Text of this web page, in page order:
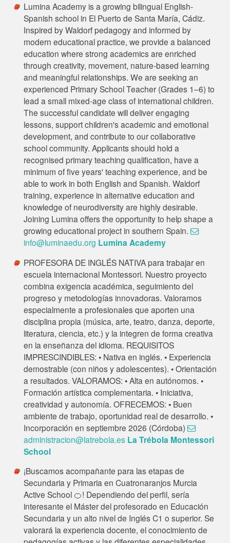
Lumina Academy is a growing bilingual English-
Spanish school in El Puerto de Santa María, Cádiz.
Inspired by Waldorf pedagogy and informed by
modern educational practice, we provide a balanced
education where strong academics are enriched
through creativity, movement, nature-based learning
and meaningful relationships. We are seeking an
experienced Primary School Teacher (Grades 1–6) to
lead a small mixed-age class of international children.
The successful candidate will deliver engaging
lessons, support children's academic and emotional
development, and contribute to our collaborative
school community. Applicants should hold a
recognised primary teaching qualification, have a
minimum of five years' teaching experience, and be
able to work in both English and Spanish. Waldorf
training, experience in alternative education and
knowledge of neurodiversity are highly desirable.
Joining Lumina offers the opportunity to help shape a
growing educational project in southern Spain.
info@luminaedu.org Lumina Academy
PROFESORA DE INGLÉS NATIVA para trabajar en
escuela internacional Montessori. Nuestro proyecto
combina exigencia académica, seguimiento del
progreso y metodologías innovadoras. Valoramos
especialmente a profesionales que aporten una
disciplina propia (música, arte, teatro, danza, deporte,
literatura, ciencia, etc.) y la integren de forma creativa
en la enseñanza del idioma. REQUISITOS
IMPRESCINDIBLES: • Nativa en inglés. • Experiencia
demostrable (con niños y adolescentes). • Orientación
a resultados. VALORAMOS: • Alta en autónomos. •
Formación artística complementaria. • Iniciativa,
creatividad y autonomía. OFRECEMOS: • Buen
ambiente de trabajo, oportunidad real de desarrollo. •
Incorporación en septiembre 2026 (Córdoba)
administracion@latrebola.es La Trébola Montessori
School
¡Buscamos acompañante para las etapas de
Secundaria y Primaria en Cuatronaranjos Murcia
Active School 🍊! Dependiendo del perfil, sería
interesante el Máster del profesorado en Educación
Secundaria y un alto nivel de Inglés C1 o superior. Se
valorará la experiencia docente, el conocimiento de